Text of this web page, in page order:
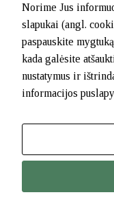
K.
I-
© 2026. BĮ
Norime Jus
slapukai (angl.
paspauskite
kada galėsite
nustatymus ir
informacijos